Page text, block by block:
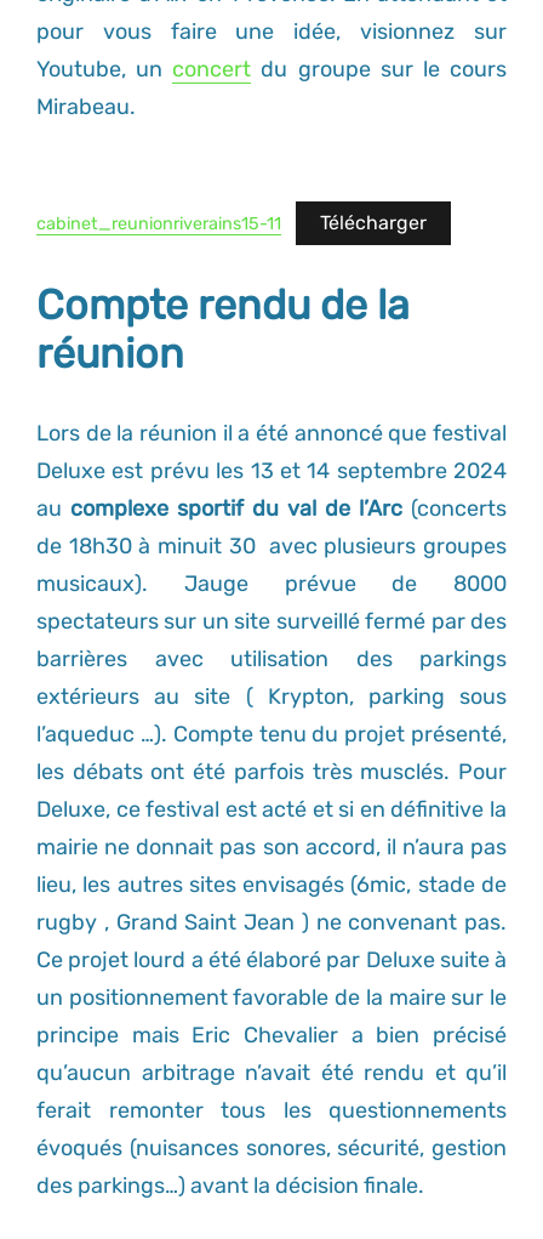
pour vous faire une idée, visionnez sur
Youtube, un concert du groupe sur le cours
Mirabeau.
cabinet_reunionriverains15-11 Télécharger
Compte rendu de la
réunion
Lors de la réunion il a été annoncé que festival
Deluxe est prévu les 13 et 14 septembre 2024
au complexe sportif du val de l’Arc (concerts
de 18h30 à minuit 30 avec plusieurs groupes
musicaux). Jauge prévue de 8000
spectateurs sur un site surveillé fermé par des
barrières avec utilisation des parkings
extérieurs au site ( Krypton, parking sous
l’aqueduc …). Compte tenu du projet présenté,
les débats ont été parfois très musclés. Pour
Deluxe, ce festival est acté et si en définitive la
mairie ne donnait pas son accord, il n’aura pas
lieu, les autres sites envisagés (6mic, stade de
rugby , Grand Saint Jean ) ne convenant pas.
Ce projet lourd a été élaboré par Deluxe suite à
un positionnement favorable de la maire sur le
principe mais Eric Chevalier a bien précisé
qu’aucun arbitrage n’avait été rendu et qu’il
ferait remonter tous les questionnements
évoqués (nuisances sonores, sécurité, gestion
des parkings…) avant la décision finale.